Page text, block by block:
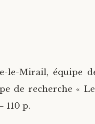
le-Mirail, équipe
de recherche «
110 p.